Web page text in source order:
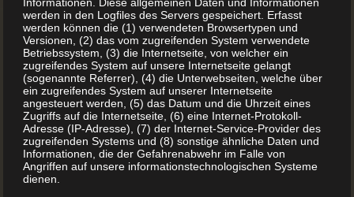
Aber nehmen Sie einmal ein Buch aus Ihrem
Bücherschrank und blättern 49 Seiten um. Das macht noch
nicht den Eindruck, den man von einem Buch erwartet. Das
gilt umso mehr, je größer das gewählte Format ist. DIN A4
und 49 Seiten sind wirklich die untere Grenze, wenn Sie ein
Backbuch oder ein Kochbuch drucken lassen.
Die Haptik nicht vergessen
werden in den Logfiles des Servers gespeichert. Erfasst
werden können die (1) verwendeten Browsertypen und
Versionen, (2) das vom zugreifenden System verwendete
Betriebssystem, (3) die Internetseite, von welcher ein
zugreifendes System auf unsere Internetseite gelangt
(sogenannte Referrer), (4) die Unterwebseiten, welche über
ein zugreifendes System auf unserer Internetseite
angesteuert werden, (5) das Datum und die Uhrzeit eines
Zugriffs auf die Internetseite, (6) eine Internet-Protokoll-
Adresse (IP-Adresse), (7) der Internet-Service-Provider des
zugreifenden Systems und (8) sonstige ähnliche Daten und
Informationen, die der Gefahrenabwehr im Falle von
Angriffen auf unsere informationstechnologischen Systeme
dienen.